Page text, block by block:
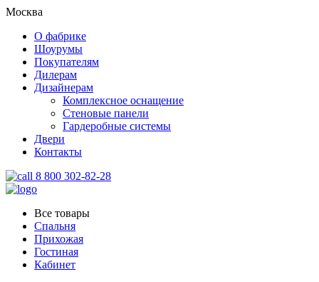
Москва
О фабрике
Шоурумы
Покупателям
Дилерам
Дизайнерам
Комплексное оснащение
Стеновые панели
Гардеробные системы
Двери
Контакты
8 800 302-82-28
Все товары
Спальня
Прихожая
Гостиная
Кабинет